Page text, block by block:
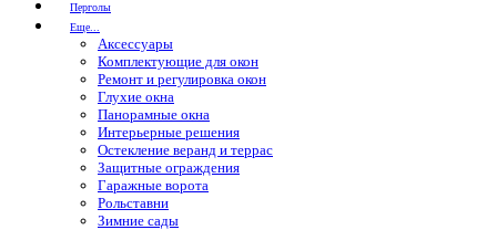
Перголы
Еще...
Аксессуары
Комплектующие для окон
Ремонт и регулировка окон
Глухие окна
Панорамные окна
Интерьерные решения
Остекление веранд и террас
Защитные ограждения
Гаражные ворота
Рольставни
Зимние сады